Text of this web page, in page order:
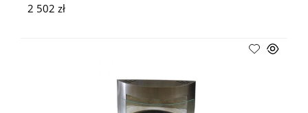
2 502 zł